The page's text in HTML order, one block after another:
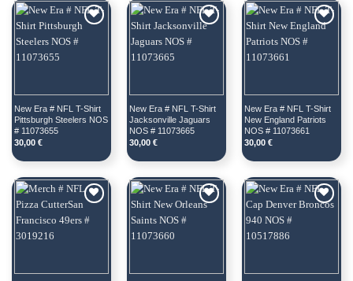
New Era # NFL T-Shirt
Pittsburgh Steelers NOS
# 11073655
30,00 €
New Era # NFL T-Shirt
Jacksonville Jaguars
NOS # 11073665
30,00 €
New Era # NFL T-Shirt
New England Patriots
NOS # 11073661
30,00 €